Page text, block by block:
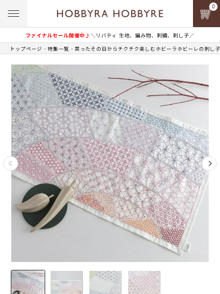
ファイナルセール開催中♪＼リバティ 生地、編み物、刺繍、刺し子／
0
トップページ 特集一覧 買ったその日からチクチク楽しむホビーラホビーレの刺し子